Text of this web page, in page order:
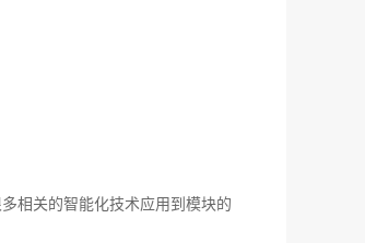
相关的智能化技术应用到模块的